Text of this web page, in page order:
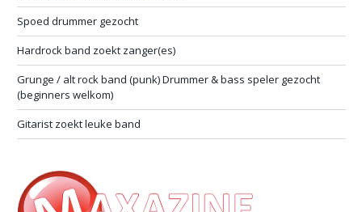
Spoed drummer gezocht
Hardrock band zoekt zanger(es)
Grunge / alt rock band (punk) Drummer & bass speler gezocht
(beginners welkom)
Gitarist zoekt leuke band